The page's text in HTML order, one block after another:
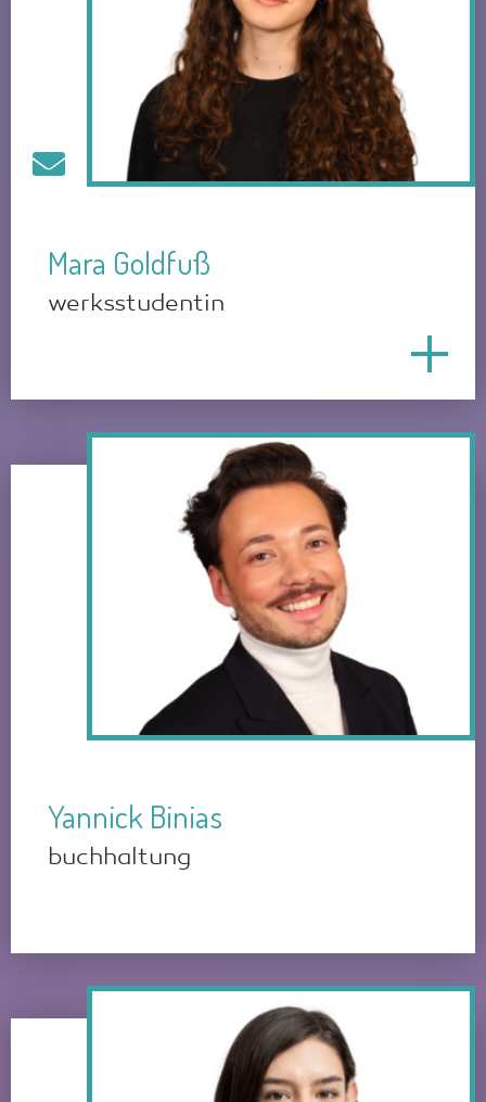
Mara Goldfuß
werksstudentin
Yannick Binias
buchhaltung